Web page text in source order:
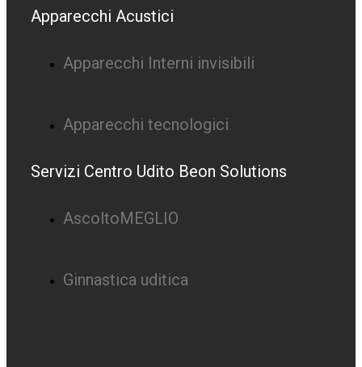
Apparecchi Acustici
Apparecchi Interni invisibili
Apparecchi tecnologici
Servizi Centro Udito Beon Solutions
AscoltoMEGLIO
Ginnastica uditica